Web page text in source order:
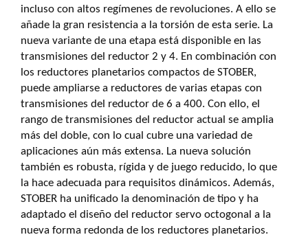
incluso con altos regímenes de revoluciones. A ello se
añade la gran resistencia a la torsión de esta serie. La
nueva variante de una etapa está disponible en las
transmisiones del reductor 2 y 4. En combinación con
los reductores planetarios compactos de STOBER,
puede ampliarse a reductores de varias etapas con
transmisiones del reductor de 6 a 400. Con ello, el
rango de transmisiones del reductor actual se amplia
más del doble, con lo cual cubre una variedad de
aplicaciones aún más extensa. La nueva solución
también es robusta, rígida y de juego reducido, lo que
la hace adecuada para requisitos dinámicos. Además,
STOBER ha unificado la denominación de tipo y ha
adaptado el diseño del reductor servo octogonal a la
nueva forma redonda de los reductores planetarios.